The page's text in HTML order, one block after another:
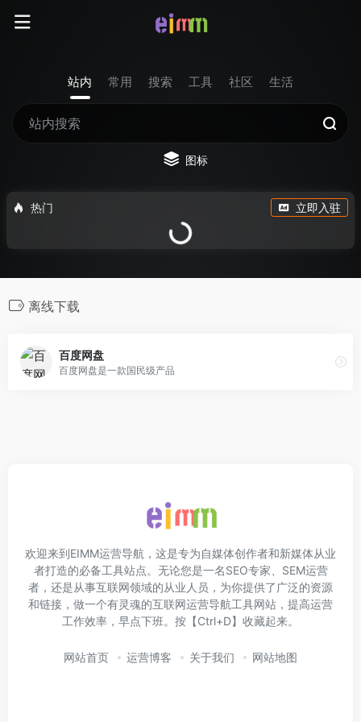
站内 常用 搜索 工具 社区 生活
图标
热门 立即入驻
离线下载
百度网盘
百度网盘是一款国民级产品
欢迎来到EIMM运营导航，这是专为自媒体创作者和新媒体从业
者打造的必备工具站点。无论您是一名SEO专家、SEM运营
者，还是从事互联网领域的从业人员，为你提供了广泛的资源
和链接，做一个有灵魂的互联网运营导航工具网站，提高运营
工作效率，早点下班。按【Ctrl+D】收藏起来。
网站首页 运营博客 关于我们 网站地图